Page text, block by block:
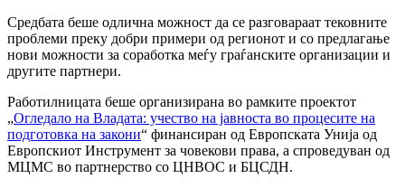
Средбата беше одлична можност да се разговараат тековните
проблеми преку добри примери од регионот и со предлагање
нови можности за соработка меѓу граѓанските организации и
другите партнери.
Работилницата беше организирана во рамките проектот
„Огледало на Владата: учество на јавноста во процесите на
подготовка на закони“ финансиран од Европската Унија од
Европскиот Инструмент за човекови права, а спроведуван од
МЦМС во партнерство со ЦНВОС и БЦСДН.